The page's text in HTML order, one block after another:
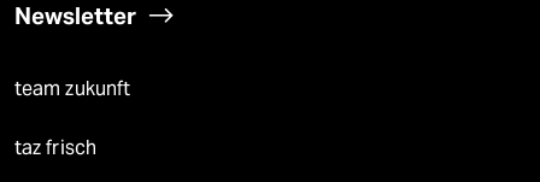
Newsletter
team zukunft
taz frisch